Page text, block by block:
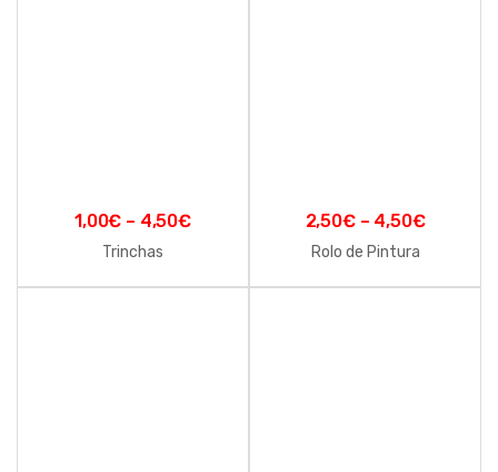
1,00€ – 4,50€
Trinchas
2,50€– 4,50€
Rolo de Pintura